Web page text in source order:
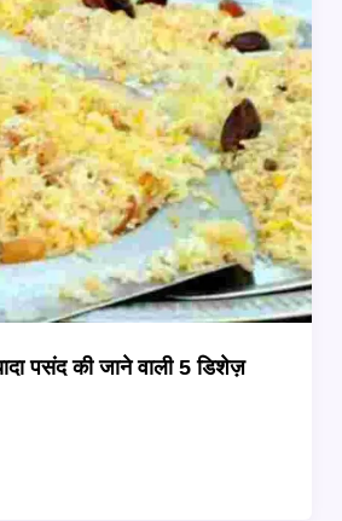
पसंद की जाने वाली 5 डिशेज़